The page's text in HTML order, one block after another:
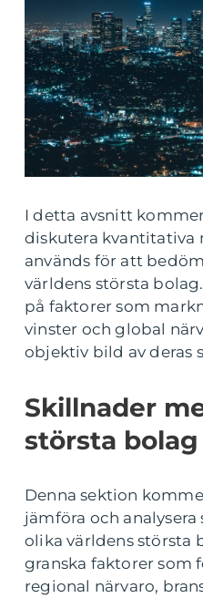
I detta avsnitt
diskutera kvantitativa
används för att
världens största
på faktorer som
vinster och global
objektiv bild av deras
Skillnader
största bolag
Denna sektion
jämföra och
olika världens största
granska faktorer som
regional närvaro,